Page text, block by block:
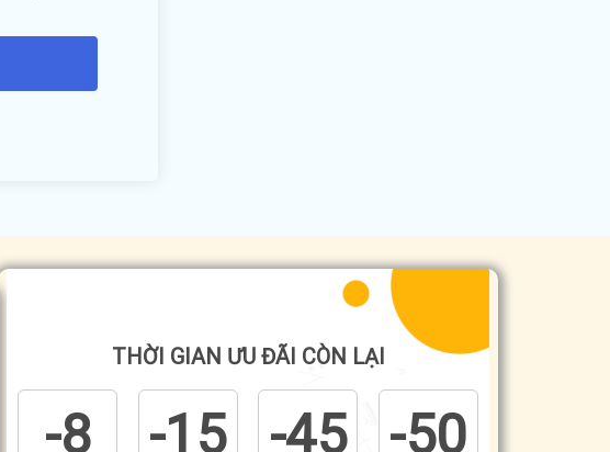
THỜI GIAN ƯU ĐÃI CÒN LẠI
-8 -15 -45 -50